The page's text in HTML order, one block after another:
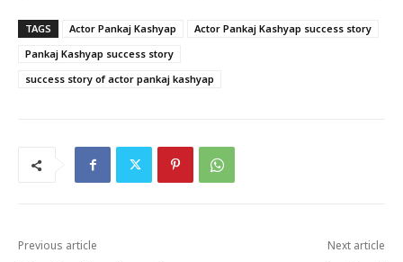
TAGS Actor Pankaj Kashyap
Actor Pankaj Kashyap success story
Pankaj Kashyap success story
success story of actor pankaj kashyap
Previous article Next article